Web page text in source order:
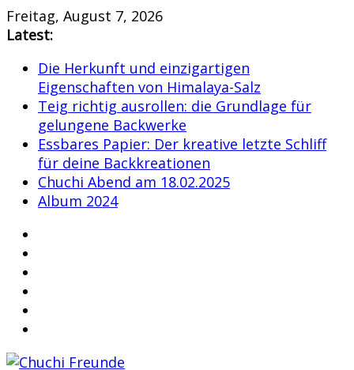
Skip
to
Freitag, August 7, 2026
Latest:
Die Herkunft und einzigartigen
Eigenschaften von Himalaya-Salz
Teig richtig ausrollen: die Grundlage für
gelungene Backwerke
Essbares Papier: Der kreative letzte Schliff
für deine Backkreationen
Chuchi Abend am 18.02.2025
Album 2024